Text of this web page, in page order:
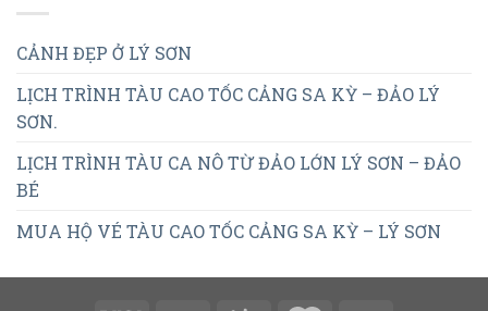
CẢNH ĐẸP Ở LÝ SƠN
LỊCH TRÌNH TÀU CAO TỐC CẢNG SA KỲ – ĐẢO LÝ
SƠN.
LỊCH TRÌNH TÀU CA NÔ TỪ ĐẢO LỚN LÝ SƠN – ĐẢO
BÉ
MUA HỘ VÉ TÀU CAO TỐC CẢNG SA KỲ – LÝ SƠN